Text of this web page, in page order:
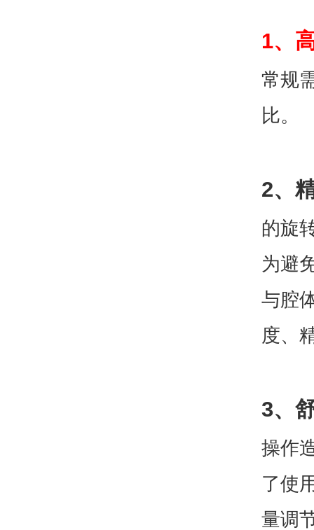
1、
常规
比。
2、
的旋
为避
与腔
度、
3、
操作
了使
量调